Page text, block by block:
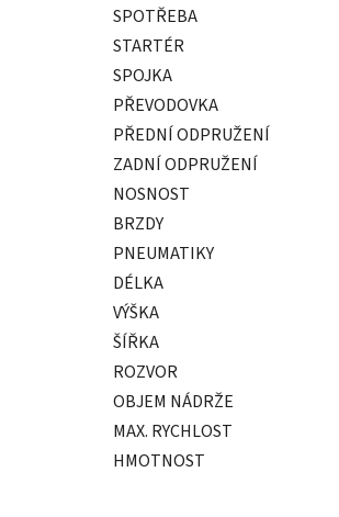
SPOTŘEBA
STARTÉR
SPOJKA
PŘEVODOVKA
PŘEDNÍ ODPRUŽENÍ
ZADNÍ ODPRUŽENÍ
NOSNOST
BRZDY
PNEUMATIKY
DÉLKA
VÝŠKA
ŠÍŘKA
ROZVOR
OBJEM NÁDRŽE
MAX. RYCHLOST
HMOTNOST